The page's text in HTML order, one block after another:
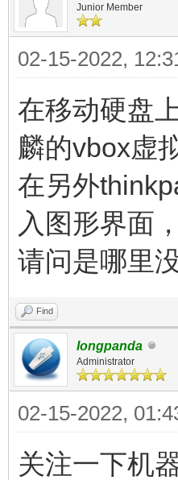
Junior Member
02-15-2022,
在移动硬盘
麟的vbox虚
在另外
入图形界面
请问是哪里
Find
longpanda
Administrator
02-15-2022,
关注一下机